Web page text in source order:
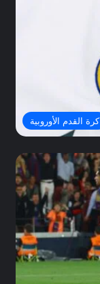
كرة القدم الأوروبية